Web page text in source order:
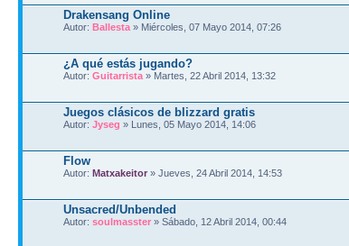
Drakensang Online
Autor: Ballesta » Miércoles, 07 Mayo 2014, 07:26
¿A qué estás jugando?
Autor: Guitarrista » Martes, 22 Abril 2014, 13:32
Juegos clásicos de blizzard gratis
Autor: Jyseg » Lunes, 05 Mayo 2014, 14:06
Flow
Autor: Matxakeitor » Jueves, 24 Abril 2014, 14:53
Unsacred/Unbended
Autor: soulmasster » Sábado, 12 Abril 2014, 00:44